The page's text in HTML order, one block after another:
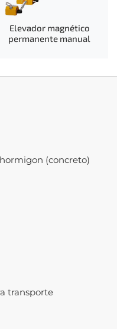
Elevador magnético
permanente manual
(concreto)
transporte